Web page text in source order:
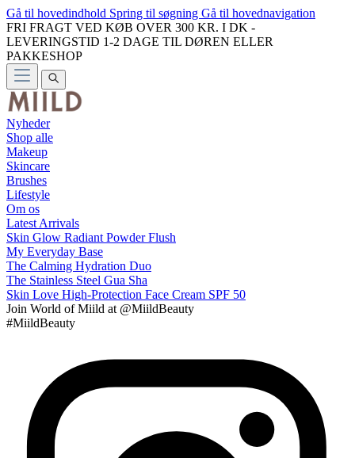
Gå til hovedindhold Spring til søgning Gå til hovednavigation
FRI FRAGT VED KØB OVER 300 KR. I DK -
LEVERINGSTID 1-2 DAGE TIL DØREN ELLER
PAKKESHOP
Nyheder
Shop alle
Makeup
Skincare
Brushes
Lifestyle
Om os
Latest Arrivals
Skin Glow Radiant Powder Flush
My Everyday Base
The Calming Hydration Duo
The Stainless Steel Gua Sha
Skin Love High-Protection Face Cream SPF 50
Join World of Miild at @MiildBeauty
#MiildBeauty